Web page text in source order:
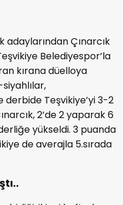
Çınarcık
Belediyespor’la
kırana düelloya
Teşvikiye’yi 3-2
2’de 2 yaparak 6
yükseldi. 3 puanda
de averajla 5.sırada